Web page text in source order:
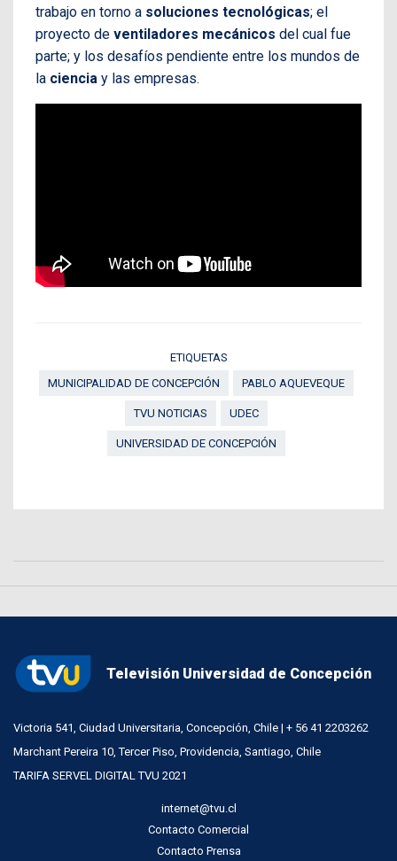
trabajo en torno a soluciones tecnológicas; el
proyecto de ventiladores mecánicos del cual fue
parte; y los desafíos pendiente entre los mundos de
la ciencia y las empresas.
ETIQUETAS
MUNICIPALIDAD DE CONCEPCIÓN
PABLO AQUEVEQUE
TVU NOTICIAS UDEC
UNIVERSIDAD DE CONCEPCIÓN
Televisión Universidad de Concepción
Victoria 541, Ciudad Universitaria, Concepción, Chile | + 56 41 2203262
Marchant Pereira 10, Tercer Piso, Providencia, Santiago, Chile
TARIFA SERVEL DIGITAL TVU 2021
internet@tvu.cl
Contacto Comercial
Contacto Prensa